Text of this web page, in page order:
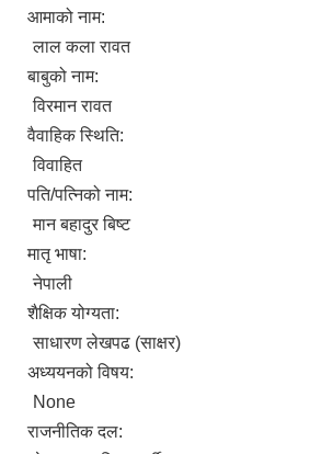
आमाको नाम:
लाल कला रावत
बाबुको नाम:
विरमान रावत
वैवाहिक स्थिति:
विवाहित
पति/पत्निको नाम:
मान बहादुर बिष्ट
मातृ भाषा:
नेपाली
शैक्षिक योग्यता:
साधारण लेखपढ (साक्षर)
अध्ययनको विषय:
None
राजनीतिक दल: